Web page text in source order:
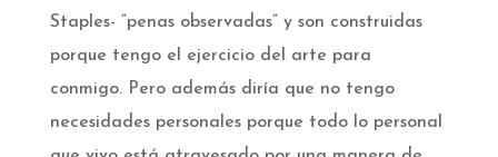
Staples- “penas observadas” y son construidas
porque tengo el ejercicio del arte para
conmigo. Pero además diría que no tengo
necesidades personales porque todo lo personal